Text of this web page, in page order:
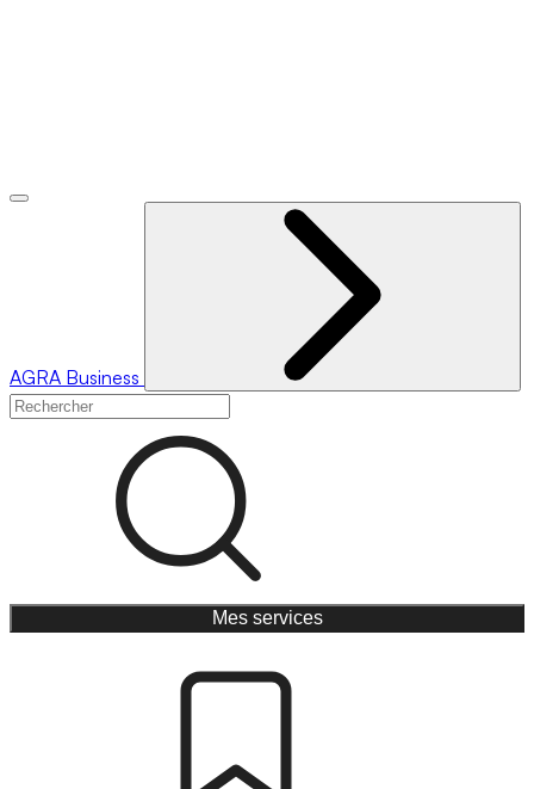
AGRA Business
Mes services